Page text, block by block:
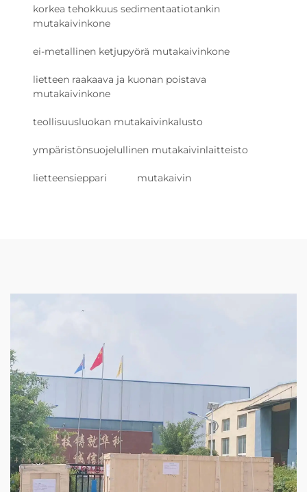
korkea tehokkuus sedimentaatiotankin
mutakaivinkone
ei-metallinen ketjupyörä mutakaivinkone
lietteen raakaava ja kuonan poistava
mutakaivinkone
teollisuusluokan mutakaivinkalusto
ympäristönsuojelullinen mutakaivinlaitteisto
lietteensieppari mutakaivin